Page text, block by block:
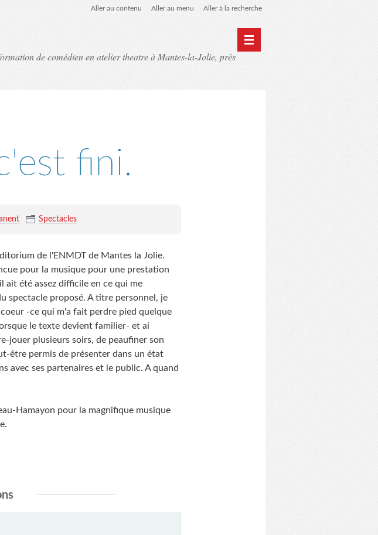
Aller au contenu Aller au menu Aller à la recherche
de comédien en atelier theatre à Mantes-la-Jolie, près
fini.
Spectacles
de l'ENMDT de Mantes la Jolie.
pour la musique pour une prestation
ait été assez difficile en ce qui me
spectacle proposé. A titre personnel, je
-ce qui m'a fait perdre pied quelque
le texte devient familier- et ai
jouer plusieurs soirs, de peaufiner son
être permis de présenter dans un état
avec ses partenaires et le public. A quand
Hamayon pour la magnifique musique